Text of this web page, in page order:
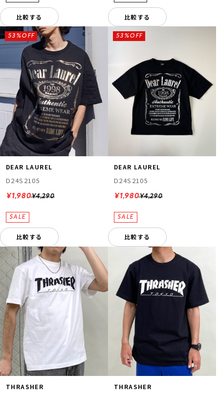
比較する 比較する
DEAR LAUREL
D24S2105
¥4,290
53%OFF
¥1,980
比較する
DEAR LAUREL
D24S2105
¥4,290
53%OFF
¥1,980
比較する
THRASHER THRASHER